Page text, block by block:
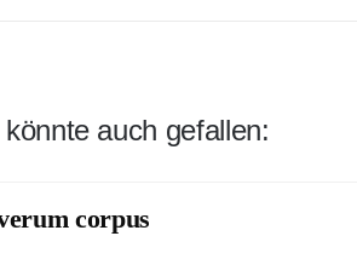
auch gefallen:
corpus